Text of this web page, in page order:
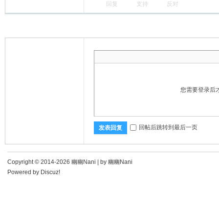
回复 支持 反对
您需要登录后
发表回复 回帖后跳转到最后一页
Copyright © 2014-2026 幽幽Nani | by 幽幽Nani
Powered by Discuz!